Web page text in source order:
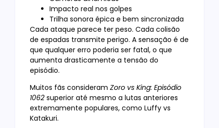
Impacto real nos golpes
Trilha sonora épica e bem sincronizada
Cada ataque parece ter peso. Cada colisão
de espadas transmite perigo. A sensação é de
que qualquer erro poderia ser fatal, o que
aumenta drasticamente a tensão do
episódio.
Muitos fãs consideram Zoro vs King: Episódio
1062 superior até mesmo a lutas anteriores
extremamente populares, como Luffy vs
Katakuri.